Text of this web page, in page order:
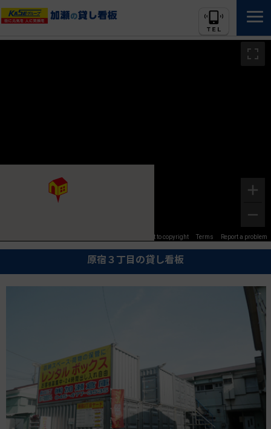
Image may be subject to copyright Terms Report a problem
原宿３丁目の貸し看板